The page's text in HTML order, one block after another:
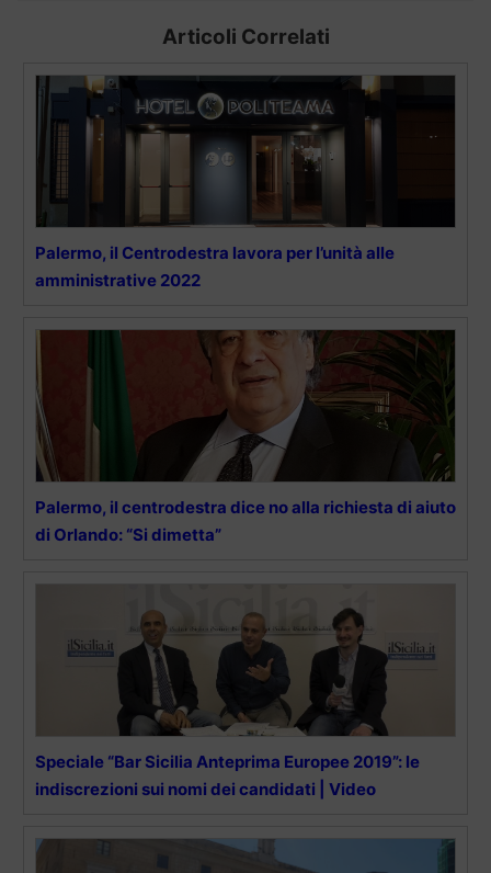
Articoli Correlati
Palermo, il Centrodestra lavora per l’unità alle
amministrative 2022
Palermo, il centrodestra dice no alla richiesta di aiuto
di Orlando: “Si dimetta”
Speciale “Bar Sicilia Anteprima Europee 2019”: le
indiscrezioni sui nomi dei candidati | Video